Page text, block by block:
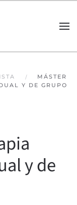
MÁSTER
Y DE GRUPO
y de